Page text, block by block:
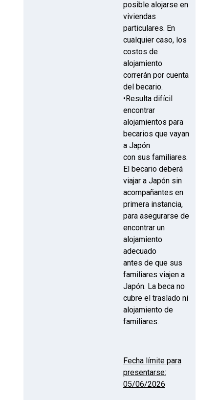
posible alojarse en
viviendas
particulares. En
cualquier caso, los
costos de
alojamiento
correrán por cuenta
del becario.
•Resulta difícil
encontrar
alojamientos para
becarios que vayan
a Japón
con sus familiares.
El becario deberá
viajar a Japón sin
acompañantes en
primera instancia,
para asegurarse de
encontrar un
alojamiento
adecuado
antes de que sus
familiares viajen a
Japón. La beca no
cubre el traslado ni
alojamiento de
familiares.
Fecha límite para
presentarse:
05/06/2026